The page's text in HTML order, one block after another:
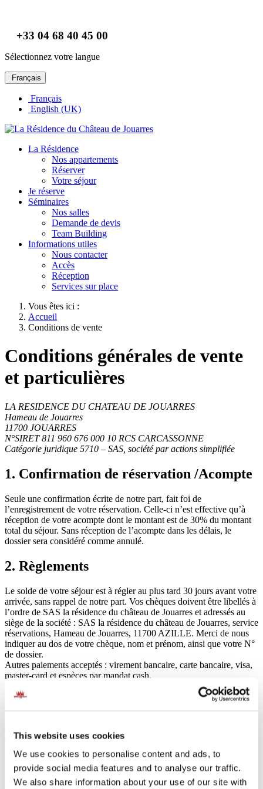
This website uses cookies
We use cookies to personalise content and ads, to
provide social media features and to analyse our traffic.
We also share information about your use of our site with
+33 04 68 40 45 00
Sélectionnez votre langue
Français
Français
English (UK)
La Résidence
Nos appartements
Réserver
Votre séjour
Je réserve
Séminaires
Nos salles
Demande de devis
Team Building
Informations utiles
Nous contacter
Accès
Réception
Services sur place
Vous êtes ici :
Accueil
Conditions de vente
Conditions générales de vente
et particulières
LA RESIDENCE DU CHATEAU DE JOUARRES
Hameau de Jouarres
11700 JOUARRES
N°SIRET 811 960 676 000 10 RCS CARCASSONNE
Catégorie juridique 5710 – SAS, société par actions simplifiée
1. Confirmation de réservation /Acompte
Seule une confirmation écrite de notre part, fait foi de
l’enregistrement de votre réservation. Celle-ci n’est effective qu’à
réception de votre acompte dont le montant est de 30% du montant
total du séjour. Sans réception de l’acompte dans les délais, le
dossier sera considéré comme annulé.
2. Règlements
Le solde de votre séjour est à régler au plus tard 30 jours avant votre
arrivée, sans rappel de notre part. Vos chèques doivent être libellés à
l’ordre de SAS la résidence du château de Jouarres et adressés au
siège de la société : SAS la résidence du château de Jouarres, service
réservations, Hameau de Jouarres, 11700 AZILLE. Merci de nous
indiquer au dos de votre chèque, nom et prénom, ainsi que votre N°
de dossier.
Autres paiements acceptés : virement bancaire, carte bancaire, visa,
master-card et espèces par mandat cash.
En cas de réservation moins d’un mois avant le départ : versement
de la totalité à la réservation.
Conformément à l’article 33 de l’ordonnance N°86.1243 du
1/12/1986, dans le cas où les sommes dues sont versées après la date
de paiement figurant sur la facture, elles produiront, au-delà du délai
fixé par les conditions générales de vente automatiquement à titre de
pénalité pour retard de paiement, un intérêt équivalent à une fois et